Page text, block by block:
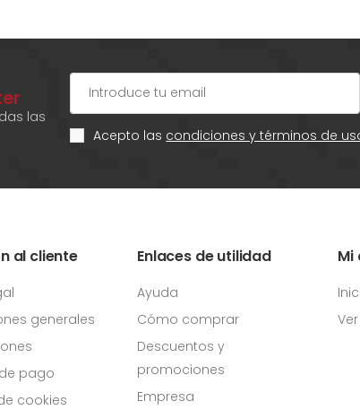
las
Acepto las condiciones y términos de
al cliente
generales
pago
cookies
Enlaces de utilidad
Ayuda
Cómo comprar
Descuentos y
promociones
Empresa
Mi